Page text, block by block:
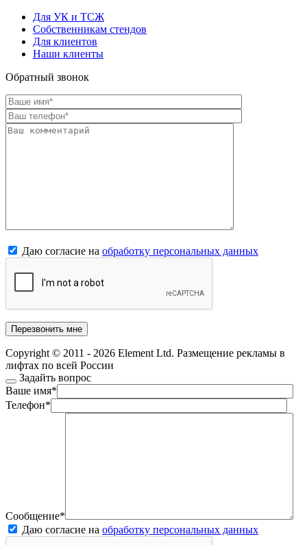
Для УК и ТСЖ
Собственникам стендов
Для клиентов
Наши клиенты
Обратный звонок
Даю согласие на обработку персональных данных
Copyright © 2011 - 2026 Element Ltd. Размещение рекламы в
лифтах по всей России
Задайть вопрос
Ваше имя*
Телефон*
Сообщение*
Даю согласие на обработку персональных данных